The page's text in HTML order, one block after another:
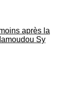
après la
Sy